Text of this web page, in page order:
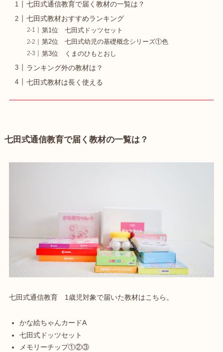
七田式通信教育で届く教材の一覧は？
七田式教材おすすめランキング
第1位 七田式ドッツセット
第2位 七田式幼児の基礎概念シリーズ①色
第3位 くまのひもとおし
ランキング外の教材は？
七田式教材は長く使える
七田式通信教育で届く教材の一覧は？
七田式通信教育 1歳児対象で届いた教材はこちら。
かな絵ちゃんカードA
七田式ドッツセット
メモリーチップ①②③